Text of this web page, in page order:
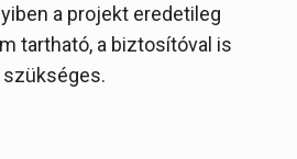
a projekt eredetileg
tartható, a biztosítóval is